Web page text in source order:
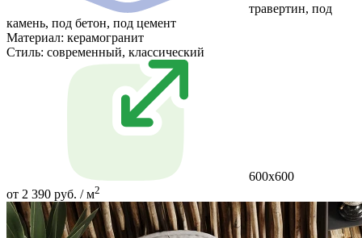
травертин, под
камень, под бетон, под цемент
Материал: керамогранит
Стиль: современный, классический
600х600
от 2 390 руб. / м2